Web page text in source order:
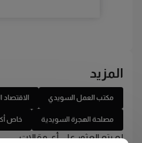
المزيد
مكتب العمل السويدي
مصلحة الهجرة السويدية خاص
لم يتم العثور على أي مقالات